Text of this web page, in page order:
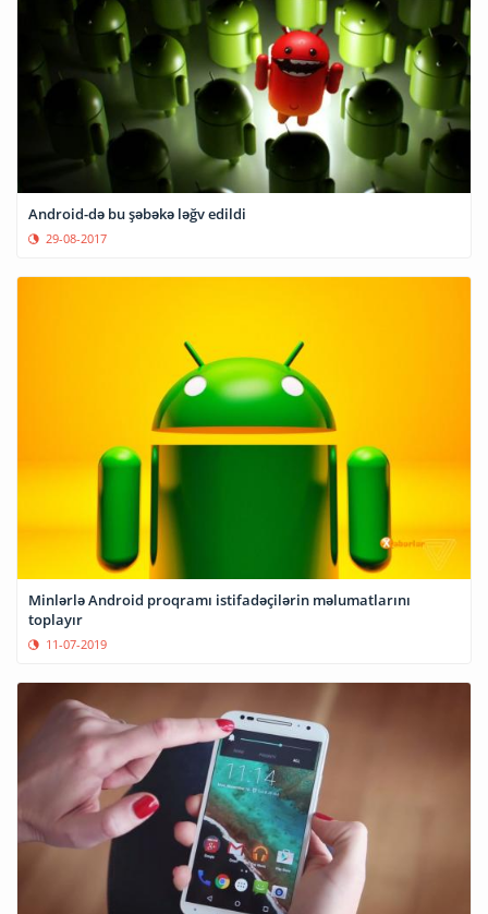
Android-də bu şəbəkə ləğv edildi
29-08-2017
Minlərlə Android proqramı istifadəçilərin məlumatlarını
toplayır
11-07-2019